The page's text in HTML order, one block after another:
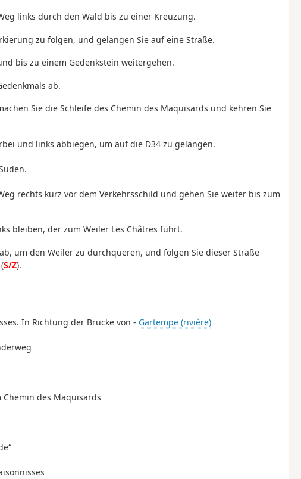
links durch den Wald bis zu einer Kreuzung.
zu folgen, und gelangen Sie auf eine Straße.
bis zu einem Gedenkstein weitergehen.
ab.
Sie die Schleife des Chemin des Maquisards und kehren Sie
und links abbiegen, um auf die D34 zu gelangen.
rechts kurz vor dem Verkehrsschild und gehen Sie weiter bis zum
bleiben, der zum Weiler Les Châtres führt.
um den Weiler zu durchqueren, und folgen Sie dieser Straße
S/Z).
In Richtung der Brücke von - Gartempe (rivière)
des Maquisards